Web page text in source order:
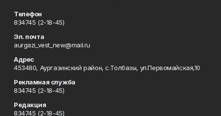
Телефон
834745 (2-18-45)
Эл. почта
aurgazi_vest_new@mail.ru
Адрес
453480, Аургазинский район, с.Толбазы, ул.Первомайская,10
Рекламная служба
834745 (2-18-45)
Редакция
834745 (2-18-45)